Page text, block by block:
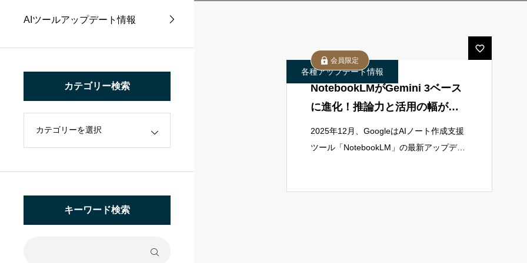
AIツールアップデート情報
カテゴリー検索
キーワード検索
各種アップデート情報
会員限定
NotebookLMがGemini 3ベース
に進化！推論力と活用の幅が大
幅アップ
2025年12月、GoogleはAIノート作成支援
ツール「NotebookLM」の最新アップデー